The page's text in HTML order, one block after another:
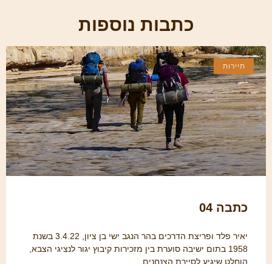
כתבות נוספות
תיירות
כתבה 04
יאיר פלד ופריצת הדרכים בהר הנגב ישי בן ציון, 3.4.22 בשנת
1958 בתום ישיבה סוערת בין מזכירות קיבוץ יגור לנציגי הצבא,
הוחלט שיגיע לסיירת הצנחנים